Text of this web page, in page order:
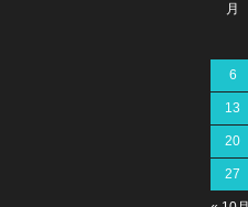
月
6
13
20
27